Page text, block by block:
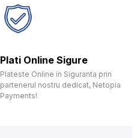
Plati Online Sigure
Plateste Online in Siguranta prin
partenerul nostru dedicat, Netopia
Payments!